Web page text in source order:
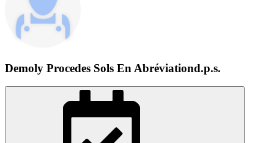
Demoly Procedes Sols En Abréviationd.p.s.